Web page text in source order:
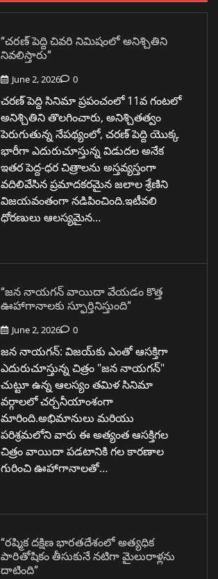
“చరణ్ పెద్ది చివరి నిమిషంలో అనిశ్చితిని
నివలిస్తారు”
June 2, 2026 0
చరణ్ పెద్ది సినిమా ప్రపంచంలో 11వ గంటలో
అనిశ్చితిని తొలగించారు, అనిశ్చితత్వం
పెరుగుతున్న నేపథ్యంలో, చరణ్ పెద్ది యొక్క
భారీగా ఎదురుచూస్తున్న విడుదల అనేక
ఇతర పెద్ద-ధర చిత్రాలను అస్తవ్యస్తంగా
వదిలివేసిన ప్రమాదకరమైన జలాల శ్రేణిని
విజయవంతంగా నడిపించింది.ఇటీవలి
ధోరణులు ఆలస్యమైన…
“జన నాయగన్ వాయిదా వేయడం కొత్త
ఊహాగానాలకు స్ఫూర్తినిస్తుంది”
June 2, 2026 0
జన నాయగన్: విజయ్‌కు ఎంతో ఆసక్తిగా
ఎదురుచూస్తున్న చిత్రం "జన నాయగన్"
చుట్టూ ఉన్న ఆలస్యం తమిళ సినిమా
వర్గాలలో చర్చనీయాంశంగా
మారింది.అభిమానులు మరియు
పరిశ్రమలోని వారు ఈ అత్యంత ఆసక్తిగల
చిత్రం వాయిదా పడటానికి గల కారణాల
గురించి ఊహాగానాలతో…
“రష్మిక దక్షిణ భారతదేశంలో అత్యధిక
పారితోషికం తీసుకునే నటిగా మైలురాళ్లను
దాటింది”